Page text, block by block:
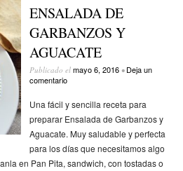
ENSALADA DE
GARBANZOS Y
AGUACATE
Publicado el mayo 6, 2016 • Deja un
comentario
Una fácil y sencilla receta para
preparar Ensalada de Garbanzos y
Aguacate. Muy saludable y perfecta
para los días que necesitamos algo
en Pan Pita, sandwich, con tostadas o